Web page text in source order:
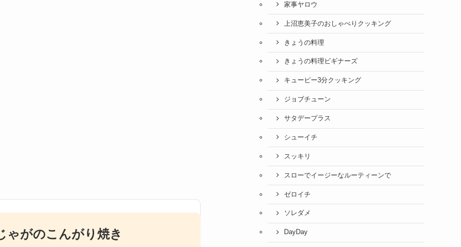
ゃがのこんがり焼き
家事ヤロウ
上沼恵美子のおしゃべりクッキング
きょうの料理
きょうの料理ビギナーズ
キューピー3分クッキング
ジョブチューン
サタデープラス
シューイチ
スッキリ
スローでイージーなルーティーンで
ゼロイチ
ソレダメ
DayDay